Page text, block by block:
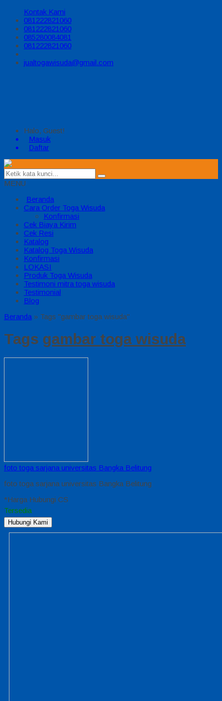
Kontak Kami
081222821060
081222821060
085280084081
081222821060
jualtogawisuda@gmail.com
Halo, Guest!
Masuk
Daftar
MENU
Beranda
Cara Order Toga Wisuda
Konfirmasi
Cek Biaya Kirim
Cek Resi
Katalog
Katalog Toga Wisuda
Konfirmasi
LOKASI
Produk Toga Wisuda
Testimoni mitra toga wisuda
Testimonial
Blog
Beranda » Tags "gambar toga wisuda"
Tags gambar toga wisuda
foto toga sarjana universitas Bangka Belitung
foto toga sarjana universitas Bangka Belitung
*Harga Hubungi CS
Tersedia
Hubungi Kami